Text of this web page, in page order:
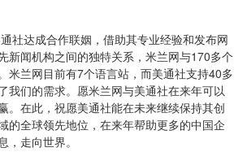
社达成合作联姻，借助其专业经验和发布网
新闻机构之间的独特关系，米兰网与170多个
米兰网目前有7个语言站，而美通社支持40多
我们的需求。愿米兰网与美通社在来年可以
。在此，祝愿美通社能在未来继续保持其创
的全球领先地位，在来年帮助更多的中国企
，走向世界。